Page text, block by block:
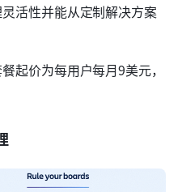
活性并能从定制解决方案
起价为每用户每月9美元，